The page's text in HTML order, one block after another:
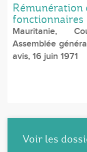
Rémunération
fonctionnaires
Mauritanie,
Assemblée
avis, 16 juin 1971
Voir les